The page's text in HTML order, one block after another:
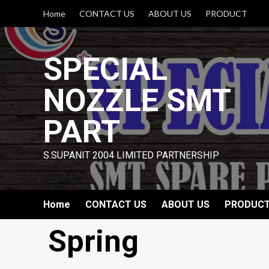
content
Home CONTACT US ABOUT US PRODUCT
SPECIAL
NOZZLE SMT
PART
S.SUPANIT 2004 LIMITED PARTNERSHIP
Home CONTACT US ABOUT US
Spring